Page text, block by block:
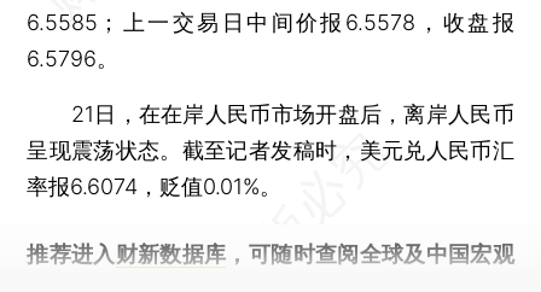
6.5585；上一交易日中间价报6.5578，收盘报
6.5796。
21日，在在岸人民币市场开盘后，离岸人民币
呈现震荡状态。截至记者发稿时，美元兑人民币汇
率报6.6074，贬值0.01%。
推荐进入 财新数据库 ，可随时查阅全球及中国宏观